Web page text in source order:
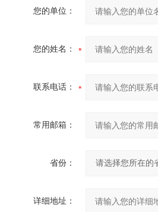
您的单位：
您的姓名：
联系电话：
常用邮箱：
省份：
详细地址：